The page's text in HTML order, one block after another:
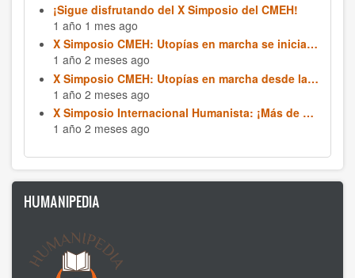
¡Sigue disfrutando del X Simposio del CMEH!
1 año 1 mes ago
X Simposio CMEH: Utopías en marcha se inicia hoy encuentra toda la información para participar
1 año 2 meses ago
X Simposio CMEH: Utopías en marcha desde la ecología social, la economía, la crisis ecológica y climática
1 año 2 meses ago
X Simposio Internacional Humanista: ¡Más de 100 actividades, más de 20 países conectados!
1 año 2 meses ago
HUMANIPEDIA